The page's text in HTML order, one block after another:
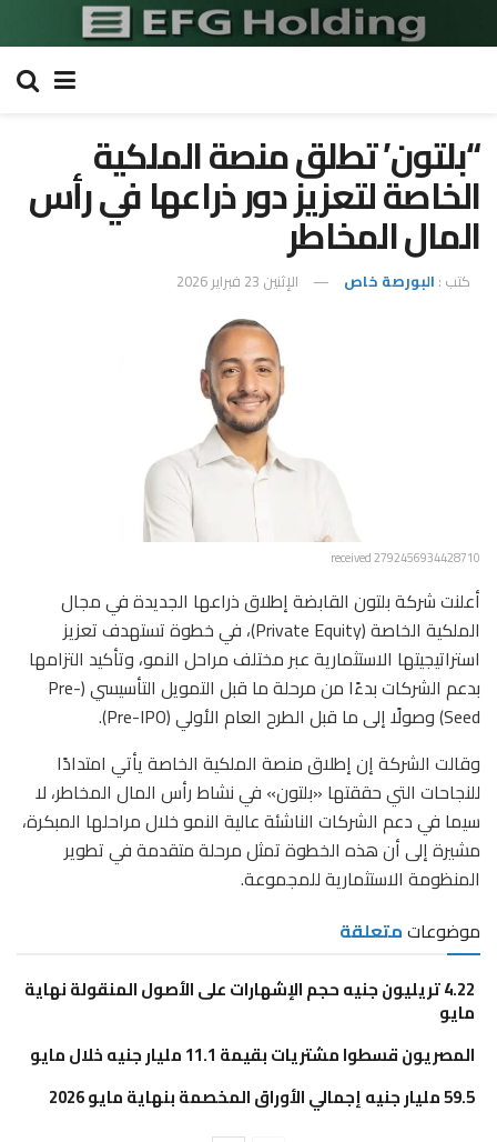
“بلتون’ تطلق منصة الملكية
الخاصة لتعزيز دور ذراعها في رأس
المال المخاطر
كتب : البورصة خاص الإثنين 23 فبراير 2026
received 2792456934428710
أعلنت شركة بلتون القابضة إطلاق ذراعها الجديدة في مجال
الملكية الخاصة (Private Equity)، في خطوة تستهدف تعزيز
استراتيجيتها الاستثمارية عبر مختلف مراحل النمو، وتأكيد التزامها
بدعم الشركات بدءًا من مرحلة ما قبل التمويل التأسيسي (Pre-
Seed) وصولًا إلى ما قبل الطرح العام الأولي (Pre-IPO).
وقالت الشركة إن إطلاق منصة الملكية الخاصة يأتي امتدادًا
للنجاحات التي حققتها «بلتون» في نشاط رأس المال المخاطر، لا
سيما في دعم الشركات الناشئة عالية النمو خلال مراحلها المبكرة،
مشيرة إلى أن هذه الخطوة تمثل مرحلة متقدمة في تطوير
المنظومة الاستثمارية للمجموعة.
موضوعاتمتعلقة
4.22 تريليون جنيه حجم الإشهارات على الأصول المنقولة نهاية
مايو
المصريون قسطوا مشتريات بقيمة 11.1 مليار جنيه خلال مايو
59.5 مليار جنيه إجمالي الأوراق المخصمة بنهاية مايو 2026